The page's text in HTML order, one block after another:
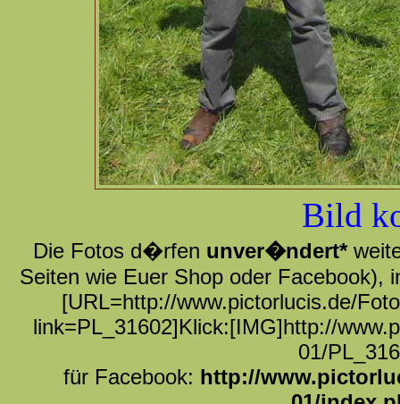
Bild
Die Fotos d�rfen unver�ndert*
Seiten wie Euer Shop oder Facebook),
[URL=http://www.pictorlucis.de/
link=PL_31602]Klick:[IMG]http://
01/
für Facebook: http://